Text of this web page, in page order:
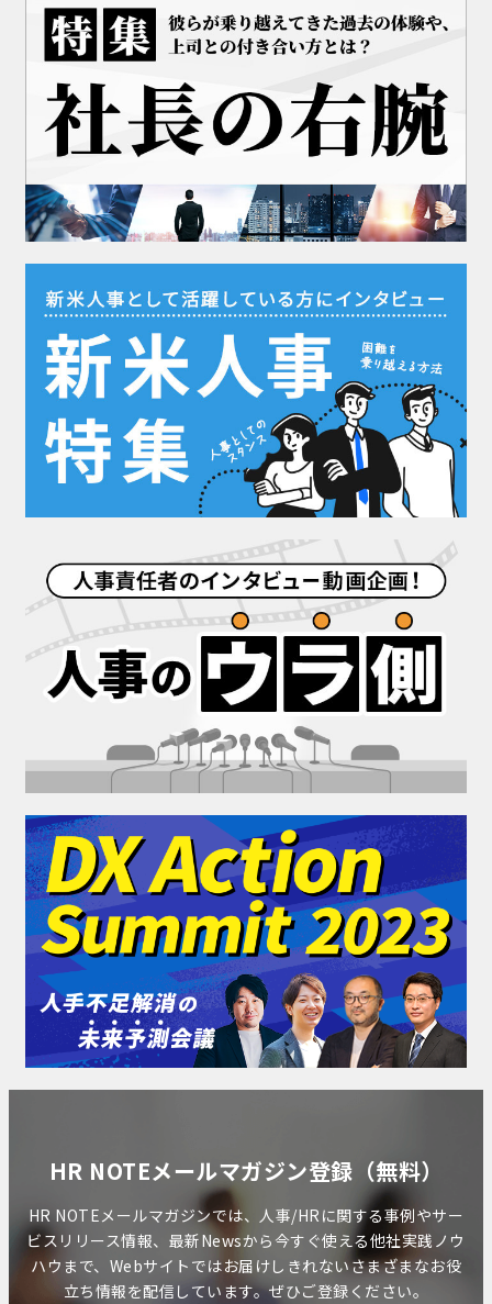
HR NOTEメールマガジン登録（無料）
HR NOTEメールマガジンでは、人事/HRに関する事例やサー
ビスリリース情報、最新Newsから今すぐ使える他社実践ノウ
ハウまで、Webサイトではお届けしきれないさまざまなお役
立ち情報を配信しています。ぜひご登録ください。